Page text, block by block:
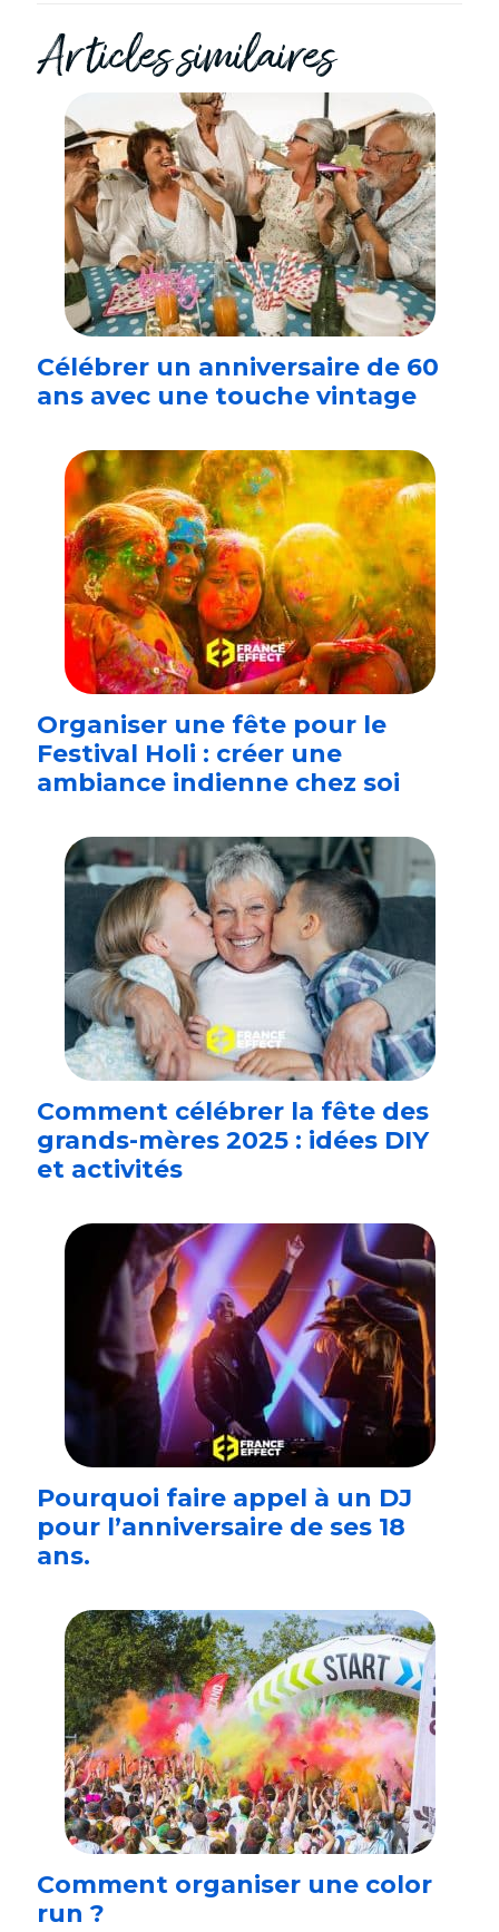
Articles similaires
Célébrer un anniversaire de 60
ans avec une touche vintage
Organiser une fête pour le
Festival Holi : créer une
ambiance indienne chez soi
Comment célébrer la fête des
grands-mères 2025 : idées DIY
et activités
Pourquoi faire appel à un DJ
pour l’anniversaire de ses 18
ans.
Comment organiser une color
run ?